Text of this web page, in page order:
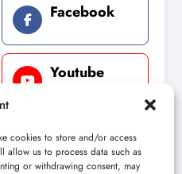
cookies to store and/or access
allow us to process data such as
or withdrawing consent, may
Facebook
Youtube